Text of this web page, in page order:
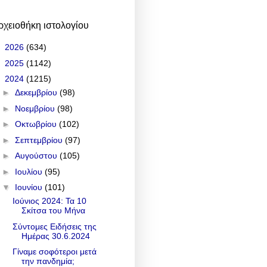
ιστολογίου
2026 (634)
2025 (1142)
2024 (1215)
► Δεκεμβρίου (98)
► Νοεμβρίου (98)
► Οκτωβρίου (102)
► Σεπτεμβρίου (97)
► Αυγούστου (105)
► Ιουλίου (95)
▼ Ιουνίου (101)
Ιούνιος 2024: Τα 10
Σκίτσα του Μήνα
Σύντομες Ειδήσεις της
Ημέρας 30.6.2024
Γίναμε σοφότεροι μετά
την πανδημία;